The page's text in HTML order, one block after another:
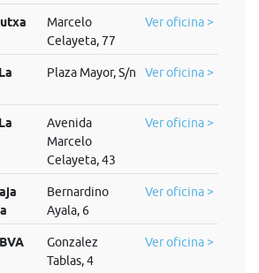
Marcelo
Celayeta, 77
Ver oficina >
Plaza Mayor, S/n Ver oficina >
Avenida
Marcelo
Celayeta, 43
Ver oficina >
Bernardino
Ayala, 6
Ver oficina >
Gonzalez
Tablas, 4
Ver oficina >